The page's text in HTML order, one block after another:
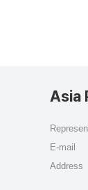
Asia
E-mail
Address